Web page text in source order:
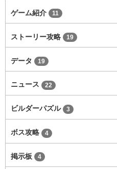
ゲーム紹介 11
ストーリー攻略 19
データ 19
ニュース 22
ビルダーパズル 3
ボス攻略 4
掲示板 4